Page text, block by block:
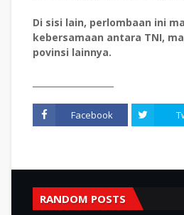
Di sisi lain, perlombaan ini
kebersamaan antara TNI,
povinsi lainnya.
Facebook
RANDOM POSTS